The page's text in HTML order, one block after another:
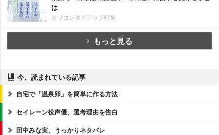
は
オリコンタイアップ特集
もっと見る
今、読まれている記事
自宅で「温泉卵」を簡単に作る方法
セイレーン役声優、選考理由を告白
田中みな実、うっかりネタバレ